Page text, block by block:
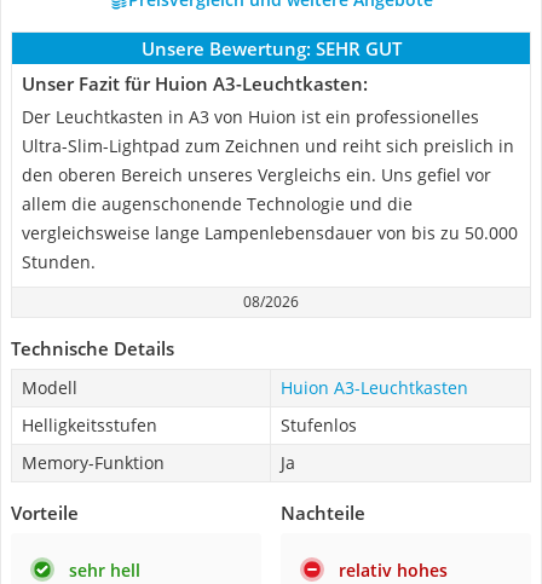
Unsere Bewertung: SEHR GUT
Unser Fazit für Huion A3-Leuchtkasten:
Der Leuchtkasten in A3 von Huion ist ein professionelles
Ultra-Slim-Lightpad zum Zeichnen und reiht sich preislich in
den oberen Bereich unseres Vergleichs ein. Uns gefiel vor
allem die augenschonende Technologie und die
vergleichsweise lange Lampenlebensdauer von bis zu 50.000
Stunden.
08/2026
Technische Details
Modell
Huion A3-Leuchtkasten
Helligkeitsstufen
Stufenlos
Memory-Funktion
Ja
Vorteile
sehr hell
Nachteile
relativ hohes